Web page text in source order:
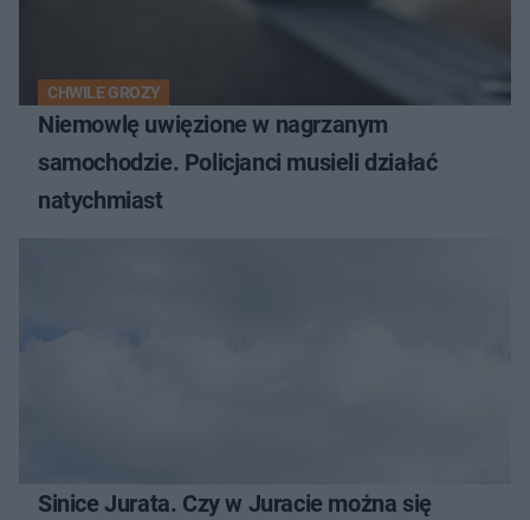
CHWILE GROZY
Niemowlę uwięzione w nagrzanym
samochodzie. Policjanci musieli działać
natychmiast
Sinice Jurata. Czy w Juracie można się